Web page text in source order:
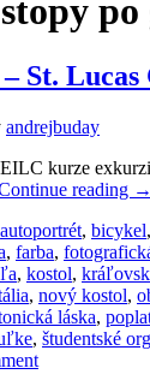
stopy
St.
andrejbuday
kurze
reading →
autoportrét, bicykel,
, farba,
, kostol,
, nový kostol,
láska,
, študentské